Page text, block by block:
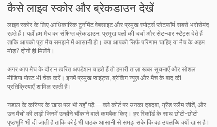
कैसे लाइव स्कोर और ब्रेकडाउन देखें
लाइव स्कोर के लिए आधिकारिक टूर्नामेंट वेबसाइट और प्रमुख स्पोर्ट्स प्लेटफॉर्म सबसे भरोसेमंद
रहते हैं। यहाँ हम मैच का संक्षिप्त ब्रेकडाउन, प्रमुख पलों की चर्चा और सेट-वार स्टैट्स देते हैं
ताकि आपको पूरा मैच समझने में आसानी हो। क्या आपको सिर्फ परिणाम चाहिए या मैच के अहम
मोड़? दोनों ही मिलेंगे।
अगर आप मैच के दौरान त्वरित अपडेशन चाहते हैं तो हमारी ताज़ा खबर सूचनाएँ और सोशल
मीडिया पोस्ट भी चेक करें। इनमें प्रमुख प्वाइंट्स, ब्रेकिंग न्यूज़ और मैच के बाद की
प्रतिक्रियाएँ शामिल रहती हैं।
नडाल के करियर के खास पल भी यहाँ पढ़ें — क्ले कोर्ट पर उनका दबदबा, ग्रैंड स्लैम जीतें, और
उन मैचों की लड़ी जिनमें उन्होंने चौंकाने वाले कमबैक किए। हर रिकॉर्ड के साथ छोटी-छोटी
पृष्ठभूमि भी दी जाती है ताकि कोई भी पाठक आसानी से समझ सके कि वह उपलब्धि क्यों खास है।